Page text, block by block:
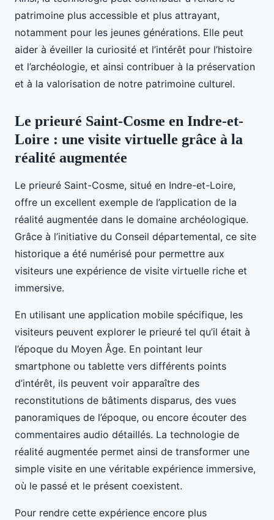
patrimoine plus accessible et plus attrayant,
notamment pour les jeunes générations. Elle peut
aider à éveiller la curiosité et l’intérêt pour l’histoire
et l’archéologie, et ainsi contribuer à la préservation
et à la valorisation de notre patrimoine culturel.
Le prieuré Saint-Cosme en Indre-et-
Loire : une visite virtuelle grâce à la
réalité augmentée
Le prieuré Saint-Cosme, situé en Indre-et-Loire,
offre un excellent exemple de l’application de la
réalité augmentée dans le domaine archéologique.
Grâce à l’initiative du Conseil départemental, ce site
historique a été numérisé pour permettre aux
visiteurs une expérience de visite virtuelle riche et
immersive.
En utilisant une application mobile spécifique, les
visiteurs peuvent explorer le prieuré tel qu’il était à
l’époque du Moyen Âge. En pointant leur
smartphone ou tablette vers différents points
d’intérêt, ils peuvent voir apparaître des
reconstitutions de bâtiments disparus, des vues
panoramiques de l’époque, ou encore écouter des
commentaires audio détaillés. La technologie de
réalité augmentée permet ainsi de transformer une
simple visite en une véritable expérience immersive,
où le passé et le présent coexistent.
Pour rendre cette expérience encore plus